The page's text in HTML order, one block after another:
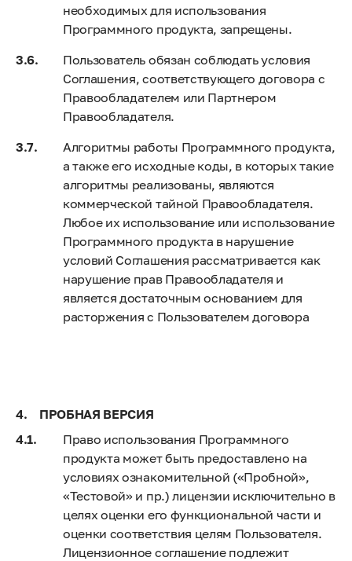
необходимых для использования
Программного продукта, запрещены.
Пользователь обязан соблюдать условия
Соглашения, соответствующего договора с
Правообладателем или Партнером
Правообладателя.
Алгоритмы работы Программного продукта,
а также его исходные коды, в которых такие
алгоритмы реализованы, являются
коммерческой тайной Правообладателя.
Любое их использование или использование
Программного продукта в нарушение
условий Соглашения рассматривается как
нарушение прав Правообладателя и
является достаточным основанием для
расторжения с Пользователем договора
ПРОБНАЯ ВЕРСИЯ
Право использования Программного
продукта может быть предоставлено на
условиях ознакомительной («Пробной»,
«Тестовой» и пр.) лицензии исключительно в
целях оценки его функциональной части и
оценки соответствия целям Пользователя.
Лицензионное соглашение подлежит